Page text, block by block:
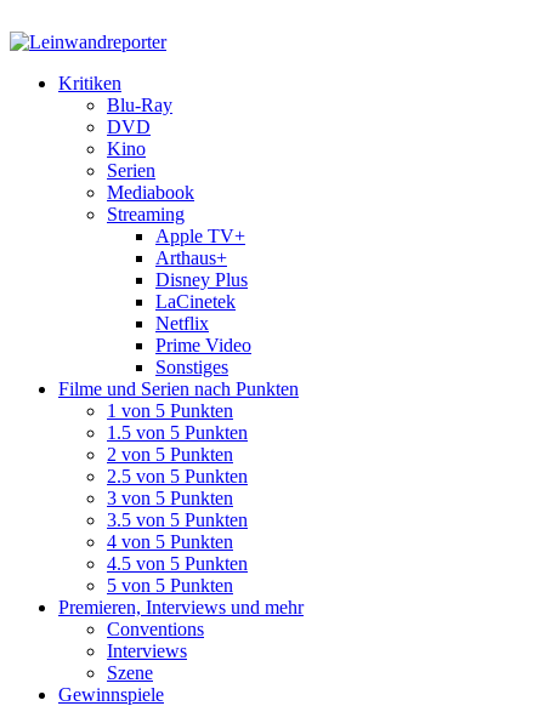
Kritiken
Blu-Ray
DVD
Kino
Serien
Mediabook
Streaming
Apple TV+
Arthaus+
Disney Plus
LaCinetek
Netflix
Prime Video
Sonstiges
Filme und Serien nach Punkten
1 von 5 Punkten
1.5 von 5 Punkten
2 von 5 Punkten
2.5 von 5 Punkten
3 von 5 Punkten
3.5 von 5 Punkten
4 von 5 Punkten
4.5 von 5 Punkten
5 von 5 Punkten
Premieren, Interviews und mehr
Conventions
Interviews
Szene
Gewinnspiele